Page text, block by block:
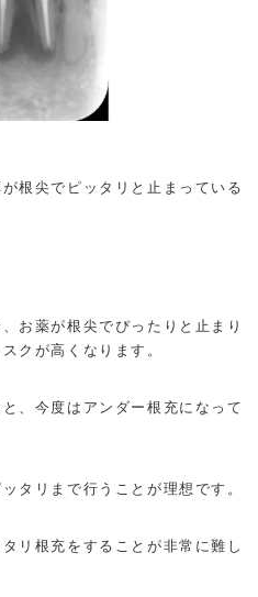
根尖でピッタリと止まっている
お薬が根尖でぴったりと止まり
クが高くなります。
、今度はアンダー根充になって
タリまで行うことが理想です。
リ根充をすることが非常に難し